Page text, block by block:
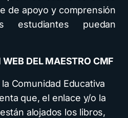
de apoyo y comprensión
estudiantes puedan
WEB DEL MAESTRO CMF
Comunidad Educativa
que, el enlace y/o la
alojados los libros,